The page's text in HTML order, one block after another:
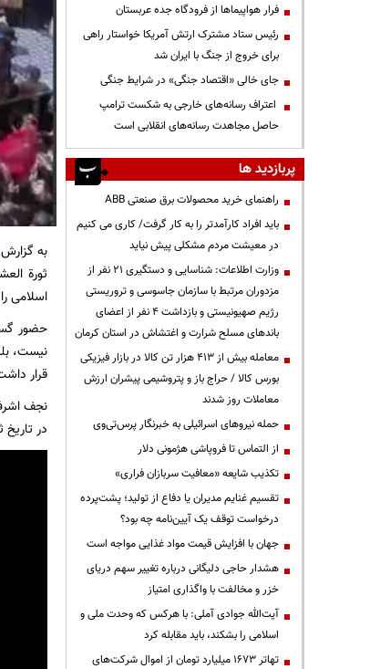
به گزارش
ثورة
اسلامی
حضور
نیست،
قرار
نجف
در
فرار هواپیماها از فرودگاه جده عربستان
رئیس ستاد مشترک ارتش آمریکا خواستار راهی
برای خروج از جنگ با ایران شد
جای خالی «اقتصاد جنگی» در شرایط جنگی
اعتراف رسانه‌های خارجی به شکست ترامپ
حاصل مجاهدت رسانه‌های انقلابی است
پربازدید ها
راهنمای خرید محصولات برق صنعتی ABB
باید افراد کارآمدتر را به کار گرفت/ کاری می کنیم
در معیشت مردم مشکلی پیش نیاید
وزارت اطلاعات: شناسایی و دستگیری ۲۱ نفر از
مزدوران مرتبط با سازمان جاسوسی و تروریستی
رژیم صهیونیستی و بازداشت ۴ نفر از اعضای
باندهای مسلح شرارت و اغتشاش در استان کرمان
معامله بیش از ۴۱۳ هزار تن کالا در بازار فیزیکی
بورس کالا / حراج باز و پتروشیمی پیشران ارزش
معاملات روز شدند
حمله نیروهای اسرائیلی به خبرنگار پرس‌تی‌وی
از التماس تا فروپاشی هژمونی دلار
تکذیب شایعه «معافیت سربازان فراری»
تقسیم غنایم مدیران یا دفاع از تولید؛ پشت‌پرده
درخواست توقف یک آیین‌نامه چه بود؟
جهان با افزایش قیمت مواد غذایی مواجه است
هشدار حاجی دلیگانی درباره تغییر سهم دریای
خزر و مخالفت با واگذاری امتیاز
آیت‌الله جوادی آملی: با هرکس که وحدت ملی و
اسلامی را بشکند، باید مقابله کرد
تهاتر ۱۶۷۳ میلیارد تومان از اموال شرکت‌های